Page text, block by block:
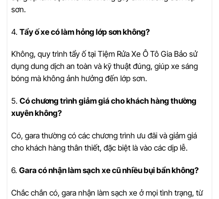
sơn.
4. Tẩy ố xe có làm hỏng lớp sơn không?
Không, quy trình tẩy ố tại Tiệm Rửa Xe Ô Tô Gia Bảo sử
dụng dung dịch an toàn và kỹ thuật đúng, giúp xe sáng
bóng mà không ảnh hưởng đến lớp sơn.
5. Có chương trình giảm giá cho khách hàng thường
xuyên không?
Có, gara thường có các chương trình ưu đãi và giảm giá
cho khách hàng thân thiết, đặc biệt là vào các dịp lễ.
6. Gara có nhận làm sạch xe cũ nhiều bụi bẩn không?
Chắc chắn có, gara nhận làm sạch xe ở mọi tình trạng, từ